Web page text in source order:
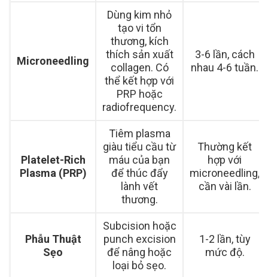
Microneedling
Dùng kim nhỏ
tạo vi tổn
thương, kích
thích sản xuất
collagen. Có
thể kết hợp với
PRP hoặc
radiofrequency.
3-6 lần, cách
nhau 4-6 tuần.
Platelet-Rich
Plasma (PRP)
Tiêm plasma
giàu tiểu cầu từ
máu của bạn
để thúc đẩy
lành vết
thương.
Thường kết
hợp với
microneedling,
cần vài lần.
Phẫu Thuật
Sẹo
Subcision hoặc
punch excision
để nâng hoặc
loại bỏ sẹo.
1-2 lần, tùy
mức độ.